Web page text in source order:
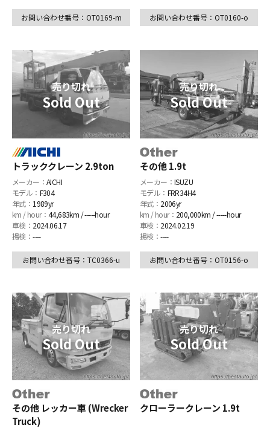
お問い合わせ番号：OT0169-m お問い合わせ番号：OT0160-o
トラッククレーン 2.9ton
メーカー： AICHI
モデル： F304
年式： 1989yr
km / hour： 44,683km / -----hour
車検： 2024.06.17
揚検：----
お問い合わせ番号：TC0366-u
その他 1.9t
メーカー： ISUZU
モデル： FRR34H4
年式： 2006yr
km / hour： 200,000km / -----hour
車検： 2024.02.19
揚検：----
お問い合わせ番号：OT0156-o
その他 レッカー車 (Wrecker
Truck)
クローラークレーン 1.9t